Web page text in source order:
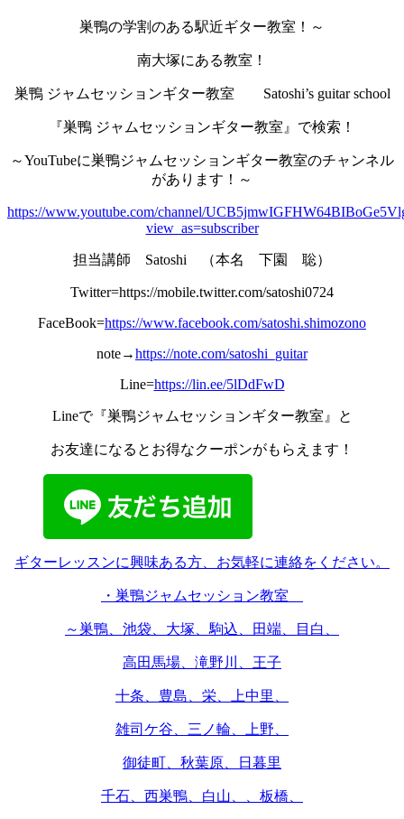
巣鴨の学割のある駅近ギター教室！～
南大塚にある教室！
巣鴨 ジャムセッションギター教室 Satoshi’s guitar school
『巣鴨 ジャムセッションギター教室』で検索！
～YouTubeに巣鴨ジャムセッションギター教室のチャンネル
があります！～
https://www.youtube.com/channel/
view_as=subscriber
担当講師 Satoshi （本名 下園 聡）
Twitter=https://mobile.twitter.com/satoshi0724
FaceBook=https://www.facebook.com/satoshi.shimozono
note→https://note.com/satoshi_guitar
Line=https://lin.ee/5lDdFwD
Lineで『巣鴨ジャムセッションギター教室』と
お友達になるとお得なクーポンがもらえます！
ギターレッスンに興味ある方、お気軽に連絡をください。
・巣鴨ジャムセッション教室
～巣鴨、池袋、大塚、駒込、田端、目白、
高田馬場、滝野川、王子
十条、豊島、栄、上中里、
雑司ケ谷、三ノ輪、上野、
御徒町、秋葉原、日暮里
千石、西巣鴨、白山、、板橋、